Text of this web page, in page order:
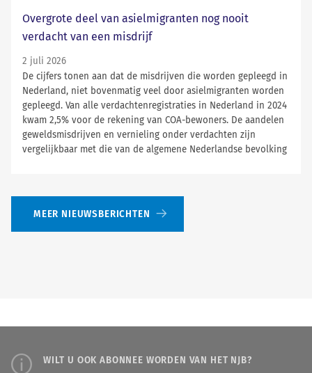
Overgrote deel van asielmigranten nog nooit
verdacht van een misdrijf
2 juli 2026
De cijfers tonen aan dat de misdrijven die worden gepleegd in
Nederland, niet bovenmatig veel door asielmigranten worden
gepleegd. Van alle verdachtenregistraties in Nederland in 2024
kwam 2,5% voor de rekening van COA-bewoners. De aandelen
geweldsmisdrijven en vernieling onder verdachten zijn
vergelijkbaar met die van de algemene Nederlandse bevolking
MEER NIEUWSBERICHTEN
WILT U OOK ABONNEE WORDEN VAN HET NJB?